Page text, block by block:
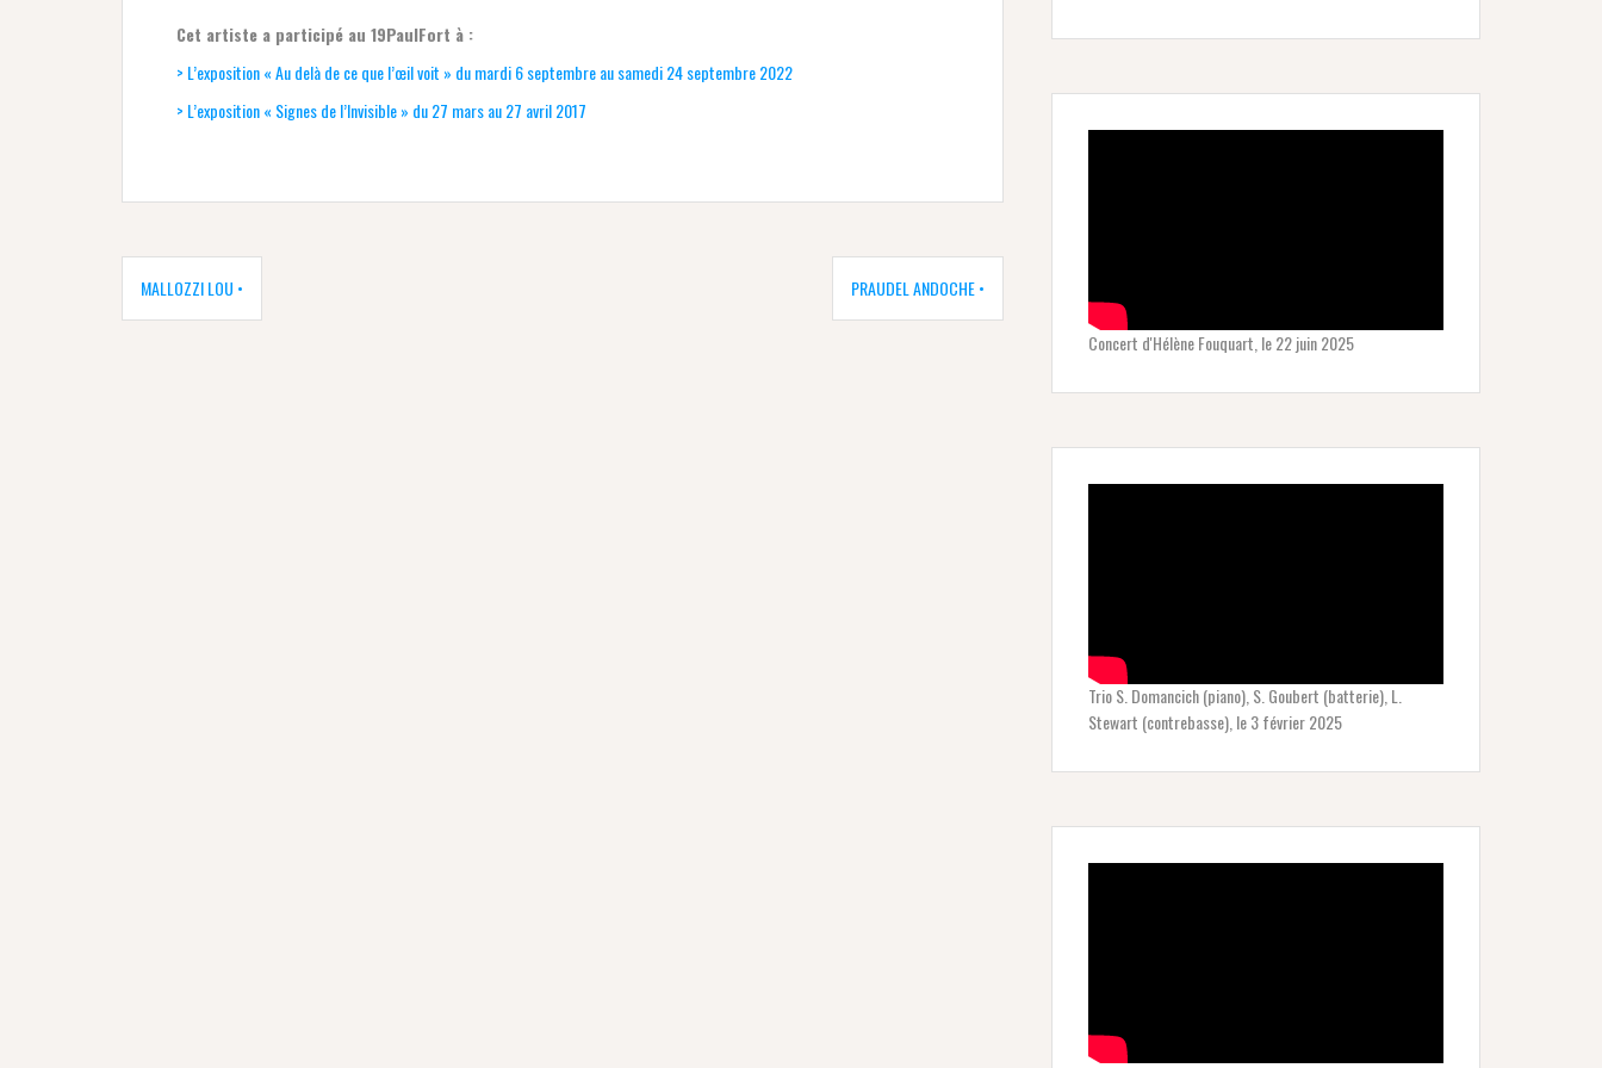
Cet artiste a participé au 19PaulFort à :
> L’exposition « Au delà de ce que l’œil voit » du mardi 6 septembre au samedi 24 septembre 2022
> L’exposition « Signes de l’Invisible » du 27 mars au 27 avril 2017
Navigation
l’article
MALLOZZI LOU • PRAUDEL ANDOCHE •
Concert d'Hélène Fouquart, le 22 juin 2025
Trio S. Domancich (piano), S. Goubert (batterie), L.
Stewart (contrebasse), le 3 février 2025